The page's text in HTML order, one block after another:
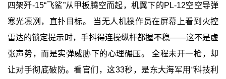
四架歼-15“飞鲨”从甲板腾空而起，机翼下的PL-12空空导弹
寒光凛冽，直扑目标。 当无人机操作员在屏幕上看到火控
雷达的锁定提示时，手抖得连操纵杆都握不稳——这不是虚
张声势，而是实弹威胁下的心理碾压。 全程未开一枪，却
让对手彻底破防。看官们，这33秒，是东大海军用“科技利